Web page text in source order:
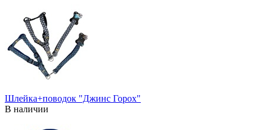
Шлейка+поводок "Джинс Горох"
В наличии